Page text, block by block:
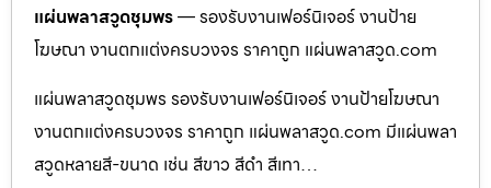
แผ่นพลาสวูดชุมพร— รองรับงานเฟอร์นิเจอร์ งานป้าย
โฆษณา งานตกแต่งครบวงจร ราคาถูก แผ่นพลาสวูด.com
แผ่นพลาสวูดชุมพร รองรับงานเฟอร์นิเจอร์ งานป้ายโฆษณา
งานตกแต่งครบวงจร ราคาถูก แผ่นพลาสวูด.com มีแผ่นพลา
สวูดหลายสี-ขนาด เช่น สีขาว สีดำ สีเทา…